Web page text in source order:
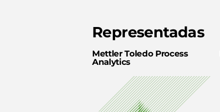
Representadas
Mettler Toledo Process
Analytics